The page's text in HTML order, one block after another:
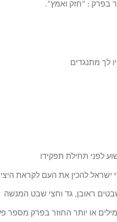
בפרק : “חזק ואמץ”.
לך מתנגדים
לפני תחילת תפקידו
ישראל להכין את העם לקראת
ראובן, גד וחצי שבט המנשה
או יותר החוזר בפרק מספר